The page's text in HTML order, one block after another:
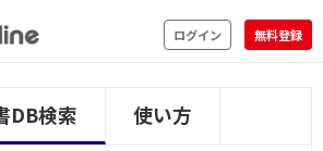
ログイン 無料登録
DB検索 使い方